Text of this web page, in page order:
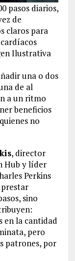
pasos diarios,
de
claros para
Ilustrativa
una o dos
de al
a un ritmo
beneficios
no
, director
Hub y líder
Perkins
sino
en la cantidad
pero
patrones, por